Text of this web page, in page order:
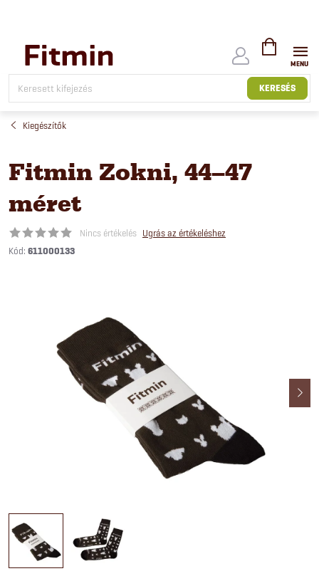
tartalomhoz
KERESÉS
KOSÁR
Kiegészítők
Fitmin Zokni, 44–47
méret
Nincs értékelés Ugrás az értékeléshez
Kód: 611000133